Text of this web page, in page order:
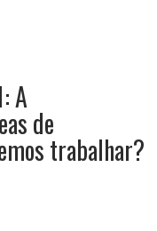
A
de
trabalhar?